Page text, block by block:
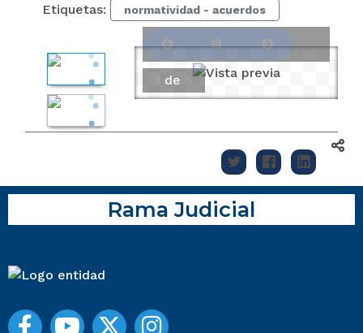
Etiquetas:
normatividad - acuerdos
de
Rama Judicial